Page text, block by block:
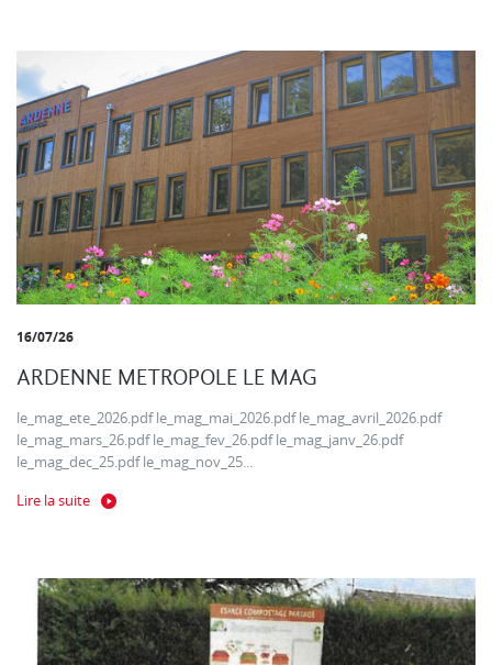
16/07/26
ARDENNE METROPOLE LE MAG
le_mag_ete_2026.pdf le_mag_mai_2026.pdf le_mag_avril_2026.pdf
le_mag_mars_26.pdf le_mag_fev_26.pdf le_mag_janv_26.pdf
le_mag_dec_25.pdf le_mag_nov_25...
Lire la suite